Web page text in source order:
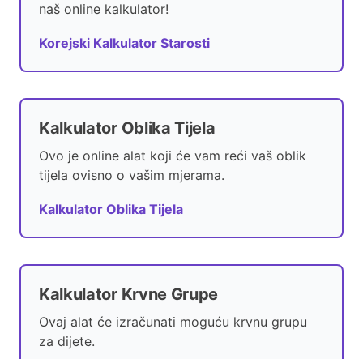
naš online kalkulator!
Korejski Kalkulator Starosti
Kalkulator Oblika Tijela
Ovo je online alat koji će vam reći vaš oblik
tijela ovisno o vašim mjerama.
Kalkulator Oblika Tijela
Kalkulator Krvne Grupe
Ovaj alat će izračunati moguću krvnu grupu
za dijete.